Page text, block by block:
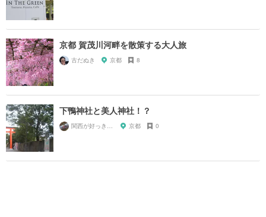
京都 賀茂川河畔を散策する大人旅
古だぬき 京都 8
下鴨神社と美人神社！？
関西が好っきゃねん 京都 0